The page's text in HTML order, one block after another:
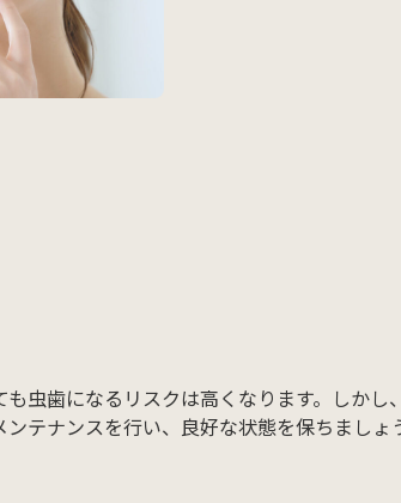
虫歯になるリスクは高くなります。しか
テナンスを行い、良好な状態を保ちましょ